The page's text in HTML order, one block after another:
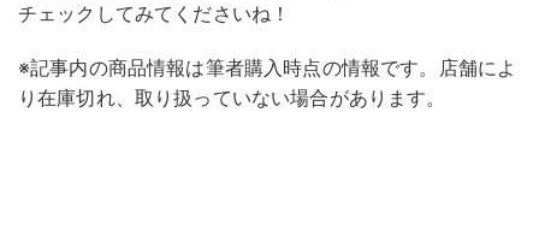
チェックしてみてくださいね！
※記事内の商品情報は筆者購入時点の情報です。店舗によ
り在庫切れ、取り扱っていない場合があります。